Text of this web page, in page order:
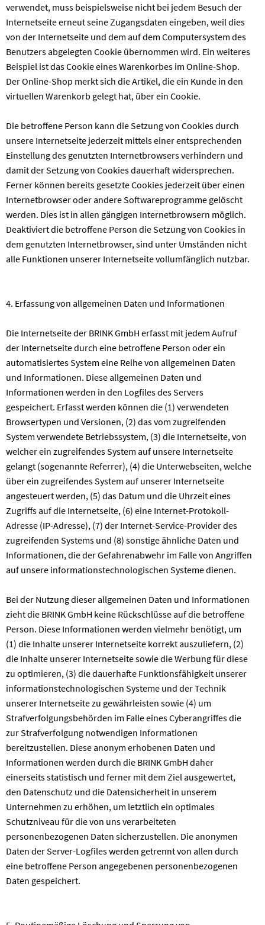
verwendet, muss beispielsweise nicht bei jedem Besuch der
Internetseite erneut seine Zugangsdaten eingeben, weil dies
von der Internetseite und dem auf dem Computersystem des
Benutzers abgelegten Cookie übernommen wird. Ein weiteres
Beispiel ist das Cookie eines Warenkorbes im Online-Shop.
Der Online-Shop merkt sich die Artikel, die ein Kunde in den
virtuellen Warenkorb gelegt hat, über ein Cookie.
Die betroffene Person kann die Setzung von Cookies durch
unsere Internetseite jederzeit mittels einer entsprechenden
Einstellung des genutzten Internetbrowsers verhindern und
damit der Setzung von Cookies dauerhaft widersprechen.
Ferner können bereits gesetzte Cookies jederzeit über einen
Internetbrowser oder andere Softwareprogramme gelöscht
werden. Dies ist in allen gängigen Internetbrowsern möglich.
Deaktiviert die betroffene Person die Setzung von Cookies in
dem genutzten Internetbrowser, sind unter Umständen nicht
alle Funktionen unserer Internetseite vollumfänglich nutzbar.
4. Erfassung von allgemeinen Daten und Informationen
Die Internetseite der BRINK GmbH erfasst mit jedem Aufruf
der Internetseite durch eine betroffene Person oder ein
automatisiertes System eine Reihe von allgemeinen Daten
und Informationen. Diese allgemeinen Daten und
Informationen werden in den Logfiles des Servers
gespeichert. Erfasst werden können die (1) verwendeten
Browsertypen und Versionen, (2) das vom zugreifenden
System verwendete Betriebssystem, (3) die Internetseite, von
welcher ein zugreifendes System auf unsere Internetseite
gelangt (sogenannte Referrer), (4) die Unterwebseiten, welche
über ein zugreifendes System auf unserer Internetseite
angesteuert werden, (5) das Datum und die Uhrzeit eines
Zugriffs auf die Internetseite, (6) eine Internet-Protokoll-
Adresse (IP-Adresse), (7) der Internet-Service-Provider des
zugreifenden Systems und (8) sonstige ähnliche Daten und
Informationen, die der Gefahrenabwehr im Falle von Angriffen
auf unsere informationstechnologischen Systeme dienen.
Bei der Nutzung dieser allgemeinen Daten und Informationen
zieht die BRINK GmbH keine Rückschlüsse auf die betroffene
Person. Diese Informationen werden vielmehr benötigt, um
(1) die Inhalte unserer Internetseite korrekt auszuliefern, (2)
die Inhalte unserer Internetseite sowie die Werbung für diese
zu optimieren, (3) die dauerhafte Funktionsfähigkeit unserer
informationstechnologischen Systeme und der Technik
unserer Internetseite zu gewährleisten sowie (4) um
Strafverfolgungsbehörden im Falle eines Cyberangriffes die
zur Strafverfolgung notwendigen Informationen
bereitzustellen. Diese anonym erhobenen Daten und
Informationen werden durch die BRINK GmbH daher
einerseits statistisch und ferner mit dem Ziel ausgewertet,
den Datenschutz und die Datensicherheit in unserem
Unternehmen zu erhöhen, um letztlich ein optimales
Schutzniveau für die von uns verarbeiteten
personenbezogenen Daten sicherzustellen. Die anonymen
Daten der Server-Logfiles werden getrennt von allen durch
eine betroffene Person angegebenen personenbezogenen
Daten gespeichert.